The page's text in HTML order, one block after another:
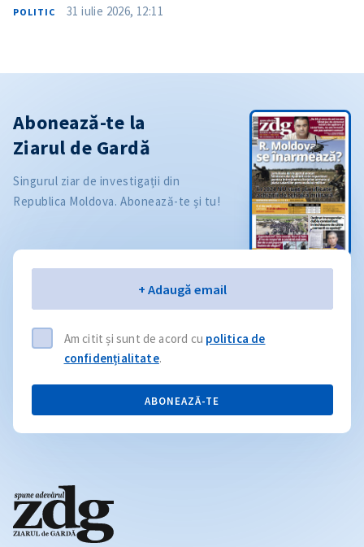
POLITIC 31 iulie 2026, 12:11
Abonează-te la
Ziarul de Gardă
Singurul ziar de investigații din
Republica Moldova. Abonează-te și tu!
+ Adaugă email
Am citit și sunt de acord cu politica de
confidențialitate.
ABONEAZĂ-TE